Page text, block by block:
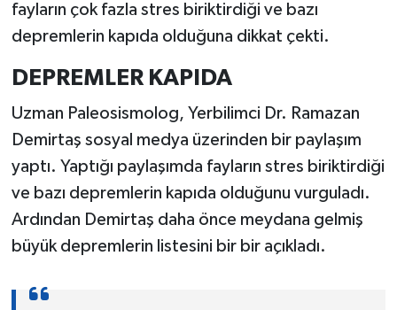
fayların çok fazla stres biriktirdiği ve bazı
depremlerin kapıda olduğuna dikkat çekti.
DEPREMLER KAPIDA
Uzman Paleosismolog, Yerbilimci Dr. Ramazan
Demirtaş sosyal medya üzerinden bir paylaşım
yaptı. Yaptığı paylaşımda fayların stres biriktirdiği
ve bazı depremlerin kapıda olduğunu vurguladı.
Ardından Demirtaş daha önce meydana gelmiş
büyük depremlerin listesini bir bir açıkladı.